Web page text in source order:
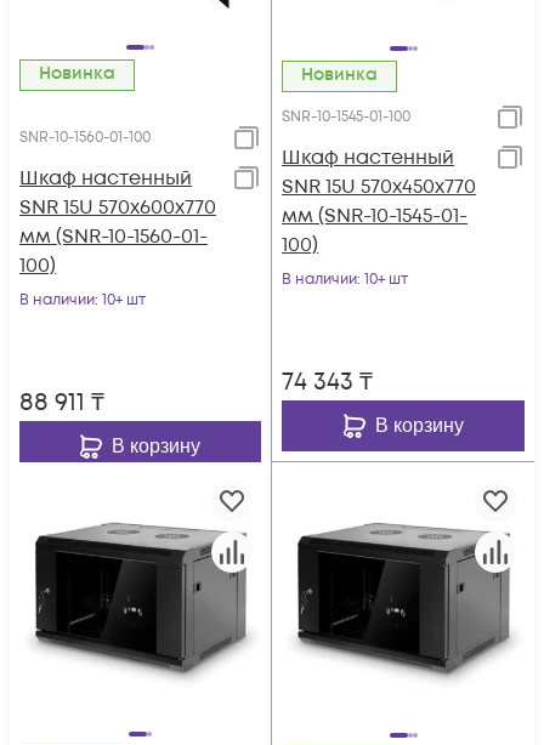
Новинка
SNR-10-1560-01-100
Шкаф настенный
SNR 15U 570x600x770
мм (SNR-10-1560-01-
100)
В наличии: 10+ шт
88 911 ₸
В корзину
Новинка
SNR-10-1545-01-100
Шкаф настенный
SNR 15U 570x450x770
мм (SNR-10-1545-01-
100)
В наличии: 10+ шт
74 343 ₸
В корзину